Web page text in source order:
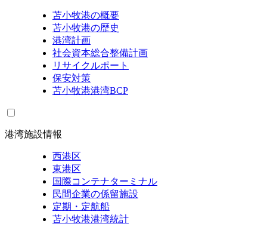
苫小牧港の概要
苫小牧港の歴史
港湾計画
社会資本総合整備計画
リサイクルポート
保安対策
苫小牧港港湾BCP
港湾施設情報
西港区
東港区
国際コンテナターミナル
民間企業の係留施設
定期・定航船
苫小牧港港湾統計